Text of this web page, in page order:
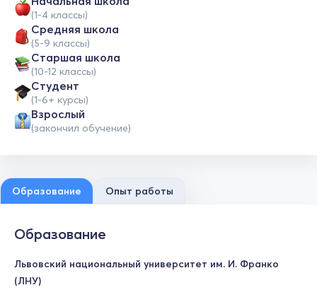
(1-4 классы)
Средняя школа
(5-9 классы)
Cтаршая школа
(10-12 классы)
Студент
(1-6+ курсы)
Взрослый
(закончил обучение)
Образование Опыт работы
Образование
Львовский национальный университет им. И. Франко
(ЛНУ)